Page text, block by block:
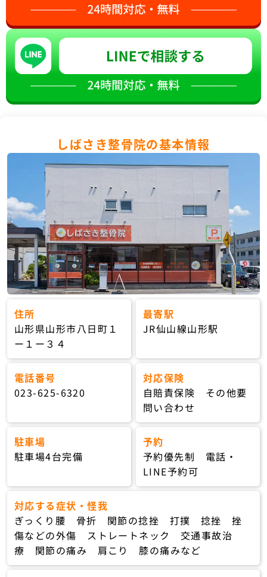
しばさき整骨院の基本情報
住所
山形県山形市八日町１
ー１ー３４
最寄駅
JR仙山線山形駅
電話番号
023-625-6320
対応保険
自賠責保険 その他要
問い合わせ
駐車場
駐車場4台完備
予約
予約優先制 電話・
LINE予約可
対応する症状・怪我
ぎっくり腰 骨折 関節の捻挫 打撲 捻挫 挫
傷などの外傷 ストレートネック 交通事故治
療 関節の痛み 肩こり 膝の痛みなど